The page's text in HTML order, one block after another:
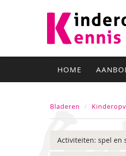
HOME
Bladeren
Activiteiten: spel en